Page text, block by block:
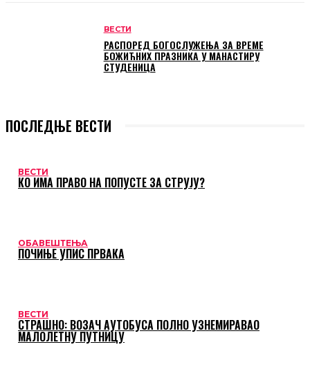
ВЕСТИ
РАСПОРЕД БОГОСЛУЖЕЊА ЗА ВРЕМЕ
БОЖИЋНИХ ПРАЗНИКА У МАНАСТИРУ
СТУДЕНИЦА
ПОСЛЕДЊЕ ВЕСТИ
ВЕСТИ
КО ИМА ПРАВО НА ПОПУСТЕ ЗА СТРУЈУ?
ОБАВЕШТЕЊА
ПОЧИЊЕ УПИС ПРВАКА
ВЕСТИ
СТРАШНО: ВОЗАЧ АУТОБУСА ПОЛНО УЗНЕМИРАВАО
МАЛОЛЕТНУ ПУТНИЦУ